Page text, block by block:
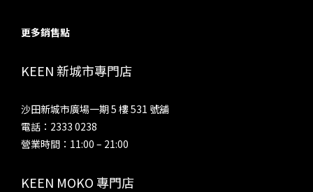
更多銷售點
KEEN 新城市專門店
沙田新城市廣場一期 5 樓 531 號舖
電話：2333 0238
營業時間：11:00 – 21:00
KEEN MOKO 專門店